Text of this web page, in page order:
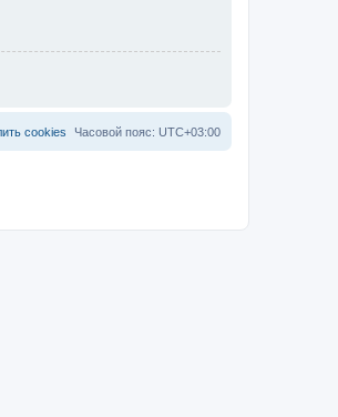
Часовой пояс: UTC+03:00
cookies